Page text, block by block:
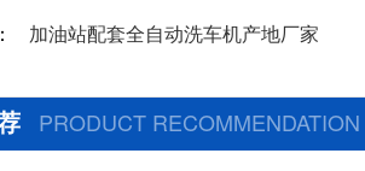
加油站配套全自动洗车机产地厂家
PRODUCT RECOMMENDATION